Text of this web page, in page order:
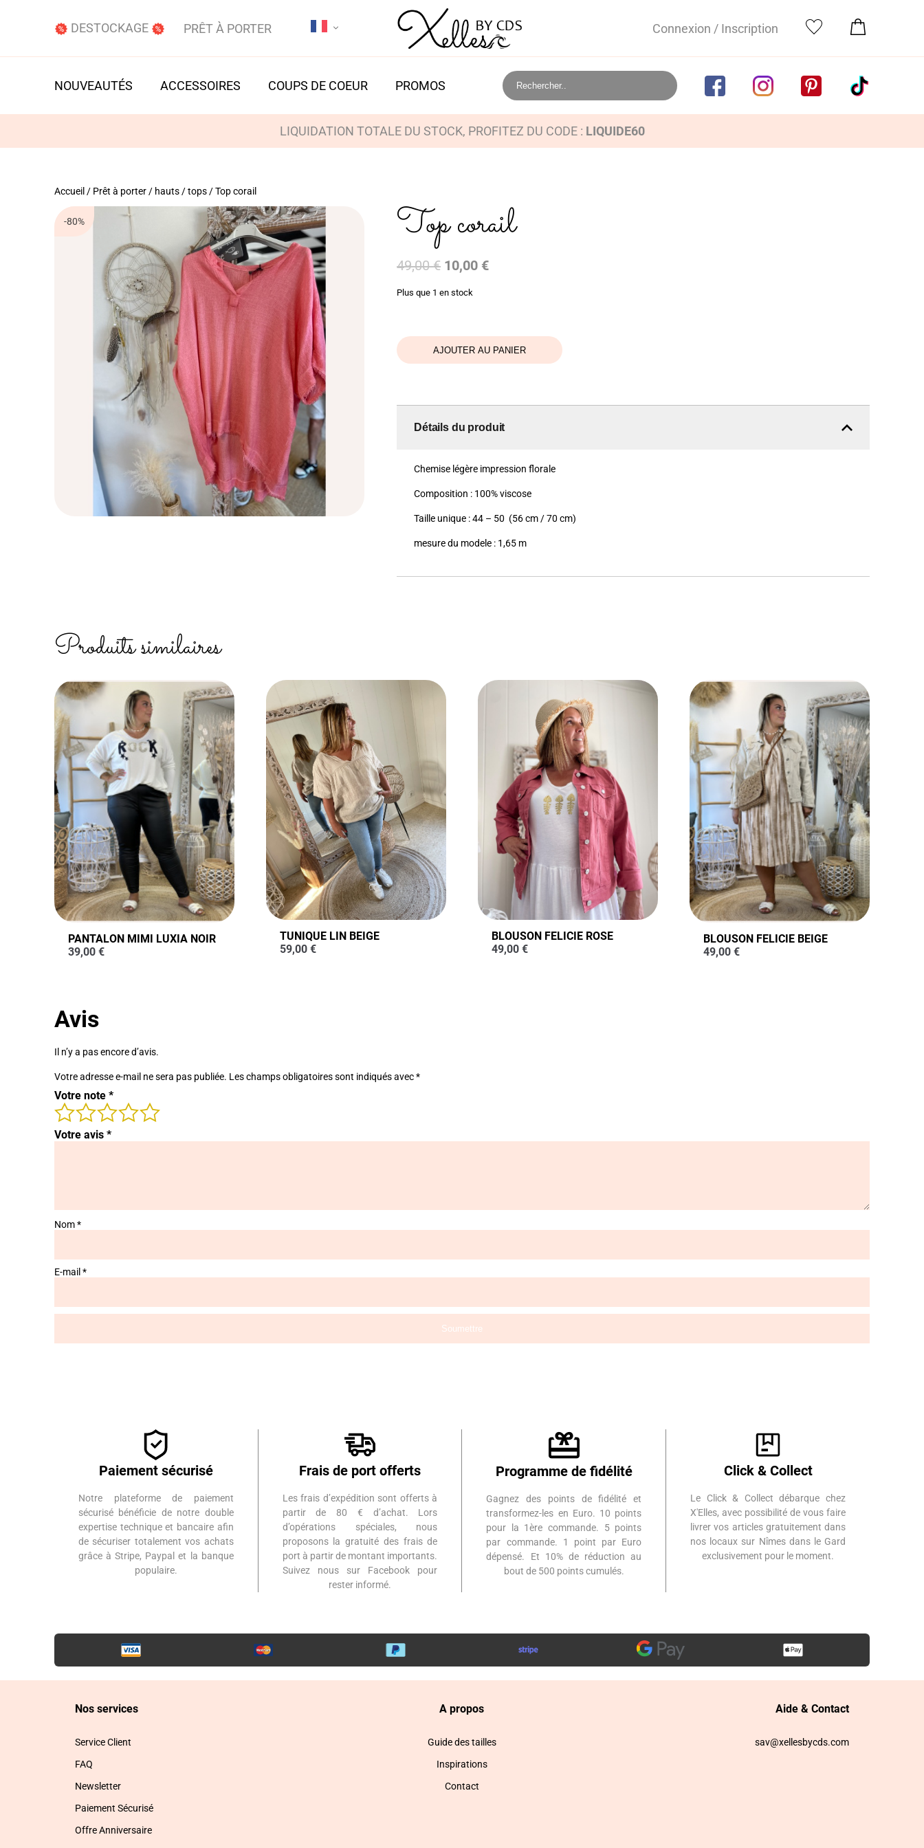
DESTOCKAGE PRÊT À PORTER Connexion / Inscription
NOUVEAUTÉS ACCESSOIRES COUPS DE COEUR PROMOS
LIQUIDATION TOTALE DU STOCK, PROFITEZ DU CODE : LIQUIDE60
Accueil / Prêt à porter / hauts / tops / Top corail
-80% Top corail
49,00€ Le
initial
10,00 €Le
Plus que 1 en stock
AJOUTER AU PANIER
Détails du produit
Chemise légère impression florale
Composition : 100% viscose
Taille unique : 44 – 50 (56 cm / 70 cm)
mesure du modele : 1,65 m
Produits similaires
PANTALON MIMI LUXIA NOIR
39,00 €
TUNIQUE LIN BEIGE
59,00€
BLOUSON FELICIE ROSE
49,00€
BLOUSON FELICIE BEIGE
49,00€
Avis
Il n’y a pas encore d’avis.
Votre adresse e-mail ne sera pas publiée. Les champs obligatoires sont indiqués avec*
Votre note *
Votre avis *
Nom*
E-mail *
Paiement sécurisé
Notre plateforme de paiement
sécurisé bénéficie de notre double
expertise technique et bancaire afin
de sécuriser totalement vos achats
grâce à Stripe, Paypal et la banque
populaire.
Frais de port offerts
Les frais d’expédition sont offerts à
partir de 80 € d’achat. Lors
d’opérations spéciales, nous
proposons la gratuité des frais de
port à partir de montant importants.
Suivez nous sur Facebook pour
rester informé.
Programme de fidélité
Gagnez des points de fidélité et
transformez-les en Euro. 10 points
pour la 1ère commande. 5 points
par commande. 1 point par Euro
dépensé. Et 10% de réduction au
bout de 500 points cumulés.
Click & Collect
Le Click & Collect débarque chez
X'Elles, avec possibilité de vous faire
livrer vos articles gratuitement dans
nos locaux sur Nîmes dans le Gard
exclusivement pour le moment.
Nos services
Service Client
FAQ
Newsletter
Paiement Sécurisé
Offre Anniversaire
A propos
Guide des tailles
Inspirations
Contact
Aide & Contact
sav@xellesbycds.com